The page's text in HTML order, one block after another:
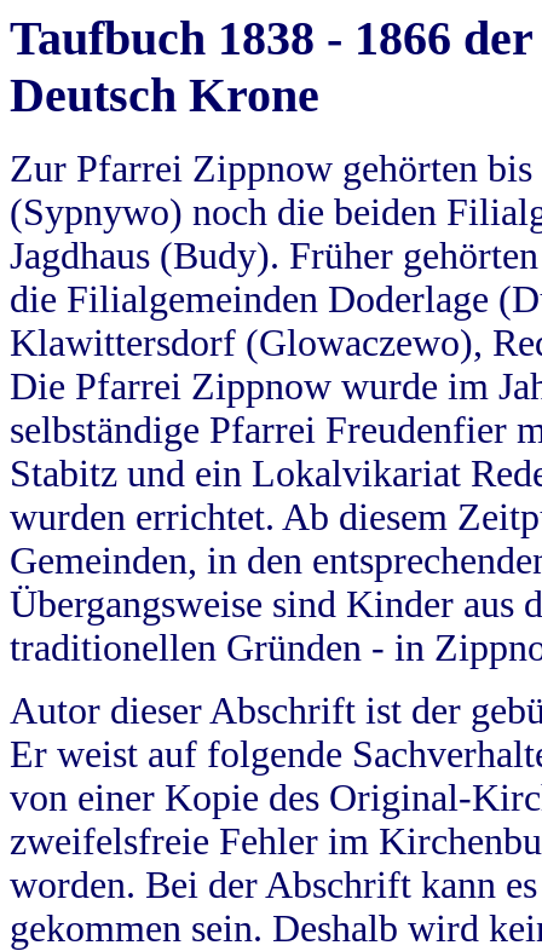
Taufbuch 1838 - 1866
Deutsch Krone
Zur Pfarrei Zippnow gehörten
(Sypnywo) noch die beiden
Jagdhaus (Budy). Früher
die Filialgemeinden Doderlage
Klawittersdorf (Glowaczewo),
Die Pfarrei Zippnow wurde im
selbständige Pfarrei Freudenfier
Stabitz und ein Lokalvikariat
wurden errichtet. Ab diesem
Gemeinden, in den
Übergangsweise sind Kinder aus
traditionellen Gründen - in
Autor dieser Abschrift ist der
Er weist auf folgende
von einer Kopie des Original-
zweifelsfreie Fehler im
worden. Bei der Abschrift kann
gekommen sein. Deshalb wird